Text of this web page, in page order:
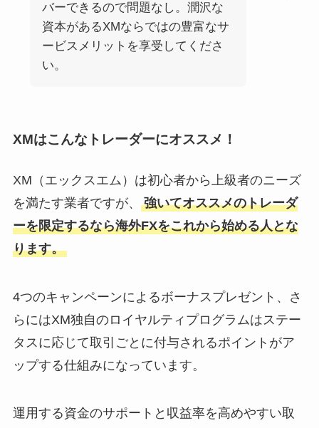
バーできるので問題なし。潤沢な
資本があるXMならではの豊富なサ
ービスメリットを享受してくださ
い。
XMはこんなトレーダーにオススメ！
XM（エックスエム）は初心者から上級者のニーズ
を満たす業者ですが、
強いてオススメのトレーダ
ーを限定するなら海外FXをこれから始める人とな
ります。
4つのキャンペーンによるボーナスプレゼント、さ
らにはXM独自のロイヤルティプログラムはステー
タスに応じて取引ごとに付与されるポイントがア
ップする仕組みになっています。
運用する資金のサポートと収益率を高めやすい取